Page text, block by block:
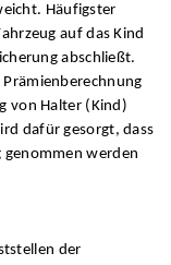
Häufigster
auf das Kind
abschließt.
von Halter (Kind)
dafür gesorgt, dass
werden
der